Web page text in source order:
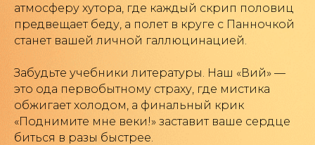
атмосферу хутора, где каждый скрип половиц
предвещает беду, а полет в круге с Панночкой
станет вашей личной галлюцинацией.
Забудьте учебники литературы. Наш «Вий» —
это ода первобытному страху, где мистика
обжигает холодом, а финальный крик
«Поднимите мне веки!» заставит ваше сердце
биться в разы быстрее.